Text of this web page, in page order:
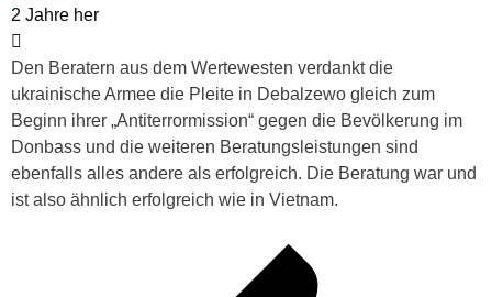
2 Jahre her
Den Beratern aus dem Wertewesten verdankt die
ukrainische Armee die Pleite in Debalzewo gleich zum
Beginn ihrer „Antiterrormission“ gegen die Bevölkerung im
Donbass und die weiteren Beratungsleistungen sind
ebenfalls alles andere als erfolgreich. Die Beratung war und
ist also ähnlich erfolgreich wie in Vietnam.